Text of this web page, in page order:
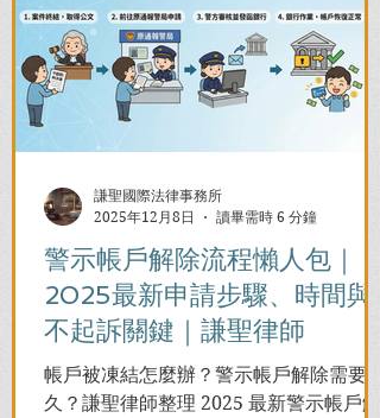
警示帳戶解除流程懶人包｜
2025最新申請步驟、時間與
不起訴關鍵｜謙聖律師
帳戶被凍結怎麼辦？警示帳戶解除需要多
久？謙聖律師整理 2025 最新警示帳戶解
謙聖國際法律事務所
2025年12月8日
讀畢需時 6 分鐘